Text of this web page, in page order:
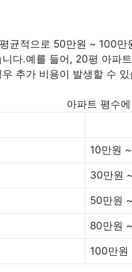
균적으로 50만원 ~ 100
다.예를 들어, 20평 아
추가 비용이 발생할 수 있
아파트 평수
10만원
30만원
50만원
80만원
100만원